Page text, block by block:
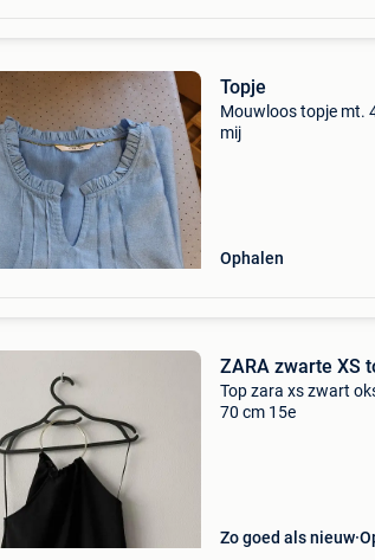
Topje
Mouwloos topje mt.
mij
Ophalen
ZARA zwarte XS
Top zara xs zwart
70 cm 15e
Zo goed als nieuw